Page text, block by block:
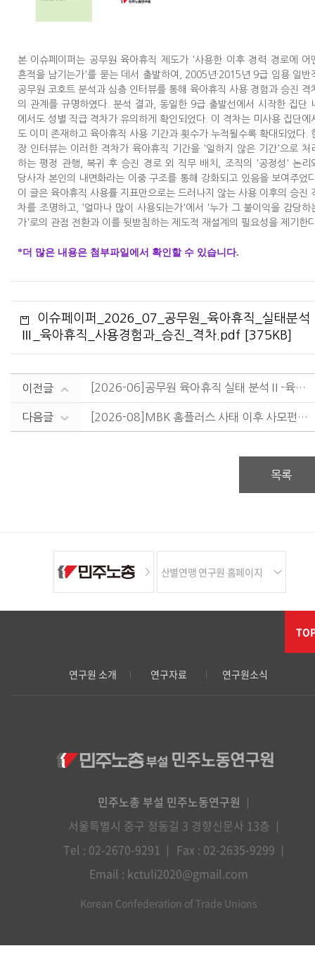
본 이슈페이퍼는 공무원 육아휴직 제도가 '사용한 이후 경력 경로에 어
흔적을 남기는가'를 묻는 데서 출발하여, 2005년·2015년 9급 임용 일반
공무원 코호트 분석과 심층 인터뷰를 통해 육아휴직 사용 경험과 승진 격
의 관계를 규명하였다. 분석 결과, 동일한 9급 출발선에서 시작한 집단
에서도 성별 직급 격차가 유의하게 확인되었다. 이 격차는 미사용 집단에
도 이미 존재하고 육아휴직 사용 기간과 횟수가 누적될수록 확대되었다.
장 인터뷰는 이러한 격차가 육아휴직 기간을 '일하지 않은 기간'으로 처
하는 평정 관행, 복귀 후 승진 경로 외 직무 배치, 조직의 '공정성' 논리
당사자 본인의 내면화라는 이중 구조를 통해 강화되고 있음을 보여주었
이 글은 육아휴직 사용률 지표만으로는 드러나지 않는 사용 이후의 승진
차를 조명하고, '얼마나 많이 사용되는가'에서 '누가 그 불이익을 감당하
가'로의 관점 전환과 이를 뒷받침하는 제도적 재설계의 필요성을 제기한
*더 많은 내용은 첨부파일에서 확인할 수 있습니다.
이슈페이퍼_2026_07_공무원_육아휴직_실태분석
Ⅲ_육아휴직_사용경험과_승진_격차.pdf [375KB]
이전글 [2026-06]공무원 육아휴직 실태 분석Ⅱ-육아휴직 사용은 누구에게 가능한가?: 직급·고용형태에 따른 접근성의 격차
다음글 [2026-08]MBK 홈플러스 사태 이후 사모펀드 규제 방향의 문제점 및 개선방안
목록
산별연맹 연구원 홈페이지
연구원 소개 연구자료 연구원소식
민주노총 부설 민주노동연구원
서울특별시 중구 정동길 3 경향신문사 13층
Tel : 02-2670-9291
Fax : 02-2635-9299
Email : kctuli2020@gmail.com
Korean Confederation of Trade Unions